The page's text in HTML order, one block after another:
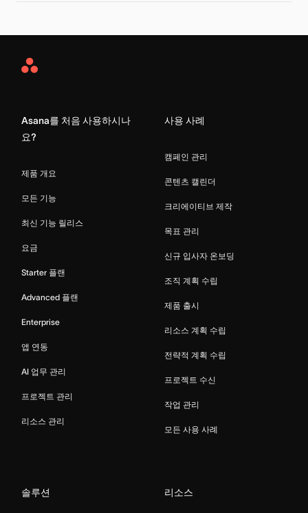
Asana
Asana를 처음 사용하시나
요?
제품 개요
모든 기능
최신 기능 릴리스
요금
Starter 플랜
Advanced 플랜
Enterprise
앱 연동
AI 업무 관리
프로젝트 관리
리소스 관리
사용 사례
캠페인 관리
콘텐츠 캘린더
크리에이티브 제작
목표 관리
신규 입사자 온보딩
조직 계획 수립
제품 출시
리소스 계획 수립
전략적 계획 수립
프로젝트 수신
작업 관리
모든 사용 사례
솔루션 리소스